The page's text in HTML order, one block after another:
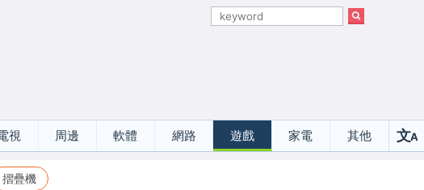
視 周邊 軟體 網路 遊戲 家電 其他 文A
摺疊機